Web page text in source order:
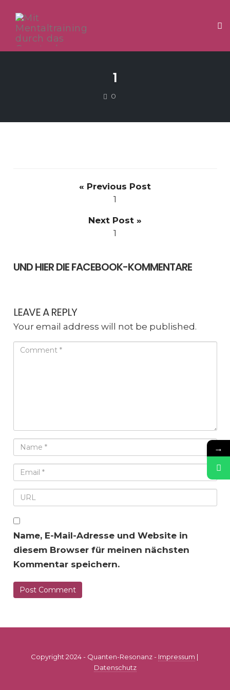
1
0
« Previous Post
1
Next Post »
1
UND HIER DIE FACEBOOK-KOMMENTARE
LEAVE A REPLY
Your email address will not be published.
Name, E-Mail-Adresse und Website in
diesem Browser für meinen nächsten
Kommentar speichern.
Copyright 2024 - Quanten-Resonanz - Impressum |
Datenschutz
→